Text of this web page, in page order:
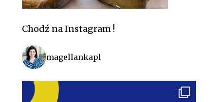
Chodź na Instagram !
magellankapl